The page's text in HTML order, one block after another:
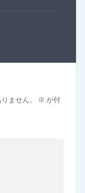
ません。 ※ が付